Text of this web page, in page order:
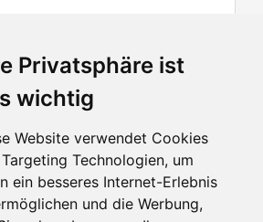
Privatsphäre ist
wichtig
Website verwendet Cookies
Technologien, um
ein besseres Internet-Erlebnis
und die Werbung,